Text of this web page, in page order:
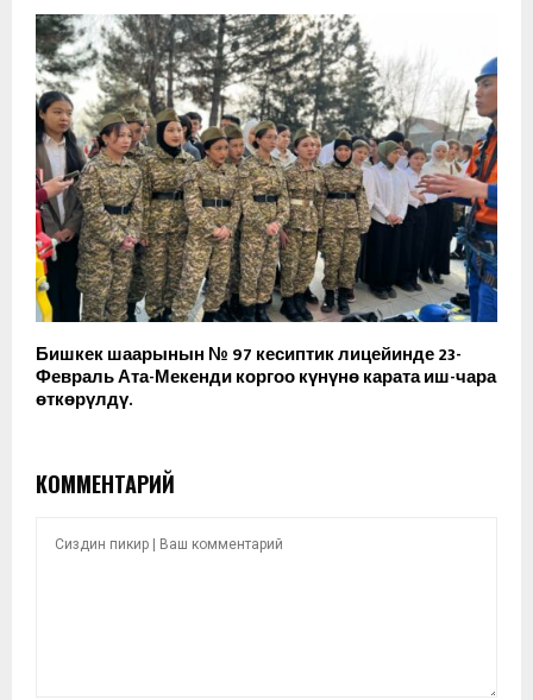
Бишкек шаарынын № 97 кесиптик лицейинде 23-
Февраль Ата-Мекенди коргоо күнүнө карата иш-чара
өткөрүлдү.
КОММЕНТАРИЙ